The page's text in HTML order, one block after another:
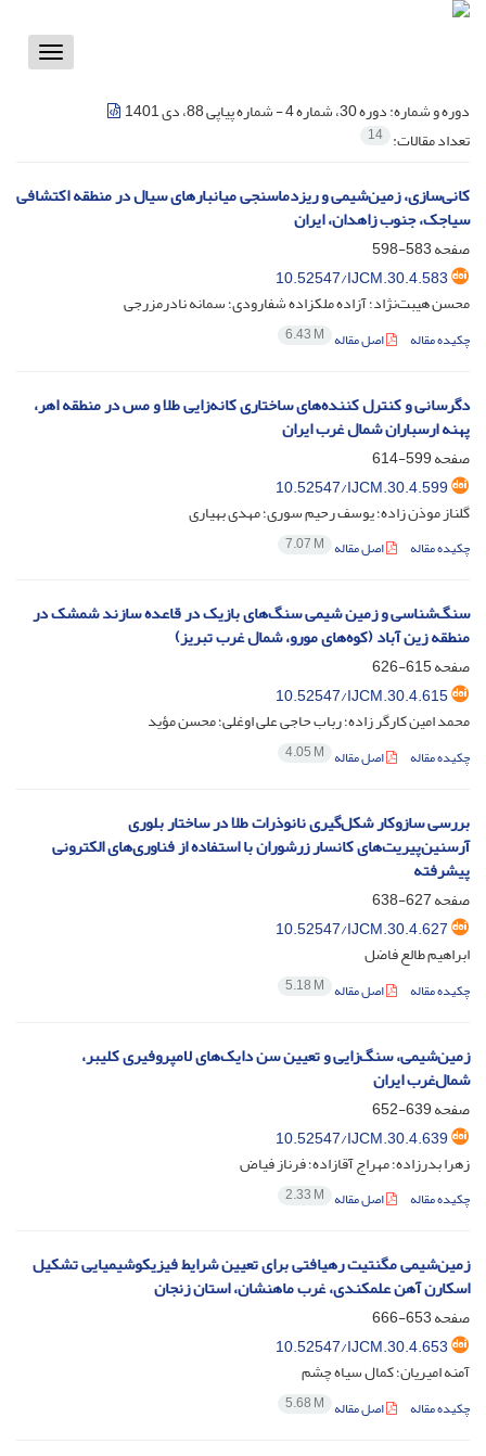
Toggle
دوره و شماره:دوره 30، شماره 4 - شماره پیاپی 88، دی 1401
تعداد مقالات: 14
کانی‌سازی، زمین‌شیمی و ریزدماسنجی میانبارهای سیال در منطقه اکتشافی
سیاجک، جنوب زاهدان، ایران
صفحه583-598
10.52547/IJCM.30.4.583
محسن هیبت‌نژاد؛ آزاده ملکزاده شفارودی؛ سمانه نادرمزرجی
چکیده مقاله اصل مقاله 6.43 M
دگرسانی و کنترل کننده‌های ساختاری کانه‌زایی طلا و مس در منطقه اهر،
پهنه ارسباران شمال غرب ایران
صفحه599-614
10.52547/IJCM.30.4.599
گلناز موذن زاده؛ یوسف رحیم سوری؛ مهدی بهیاری
چکیده مقاله اصل مقاله 7.07 M
سنگ‌شناسی و زمین شیمی سنگ‌های بازیک در قاعده سازند شمشک در
منطقه زین آباد (کوه‌های مورو، شمال غرب تبریز)
صفحه615-626
10.52547/IJCM.30.4.615
محمد امین کارگر زاده؛ رباب حاجی علی اوغلی؛ محسن مؤید
چکیده مقاله اصل مقاله 4.05 M
بررسی سازوکار شکل‌گیری نانوذرات طلا در ساختار بلوری
آرسنین‌پیریت‌‌های کانسار زرشوران با استفاده از فناوری‌های الکترونی
پیشرفته
صفحه627-638
10.52547/IJCM.30.4.627
ابراهیم طالع فاضل
چکیده مقاله اصل مقاله 5.18 M
زمین‌شیمی، سنگ‌زایی و تعیین سن دایک‌های لامپروفیری کلیبر،
شمال‌غرب ایران
صفحه639-652
10.52547/IJCM.30.4.639
زهرا بدرزاده؛ مهراج آقازاده؛ فرناز فیاض
چکیده مقاله اصل مقاله 2.33 M
زمین‌شیمی مگنتیت رهیافتی برای تعیین شرایط فیزیکوشیمیایی تشکیل
اسکارن آهن علم‎کندی، غرب ماهنشان، استان زنجان
صفحه653-666
10.52547/IJCM.30.4.653
آمنه امیریان؛ کمال سیاه چشم
چکیده مقاله اصل مقاله 5.68 M